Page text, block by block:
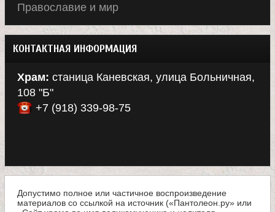
Православие и мир
КОНТАКТНАЯ ИНФОРМАЦИЯ
Храм: станица Каневская, улица Больничная,
108 "Б"
+7 (918) 339-98-75
Допустимо полное или частичное воспроизведение
материалов со ссылкой на источник («Пантолеон.ру» или